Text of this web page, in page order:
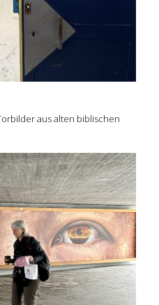
aus alten biblischen